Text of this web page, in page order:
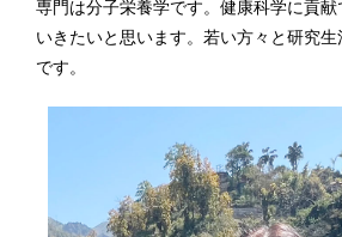
専門は分子栄養学です。健康科学に貢
いきたいと思います。若い方々と研究
です。